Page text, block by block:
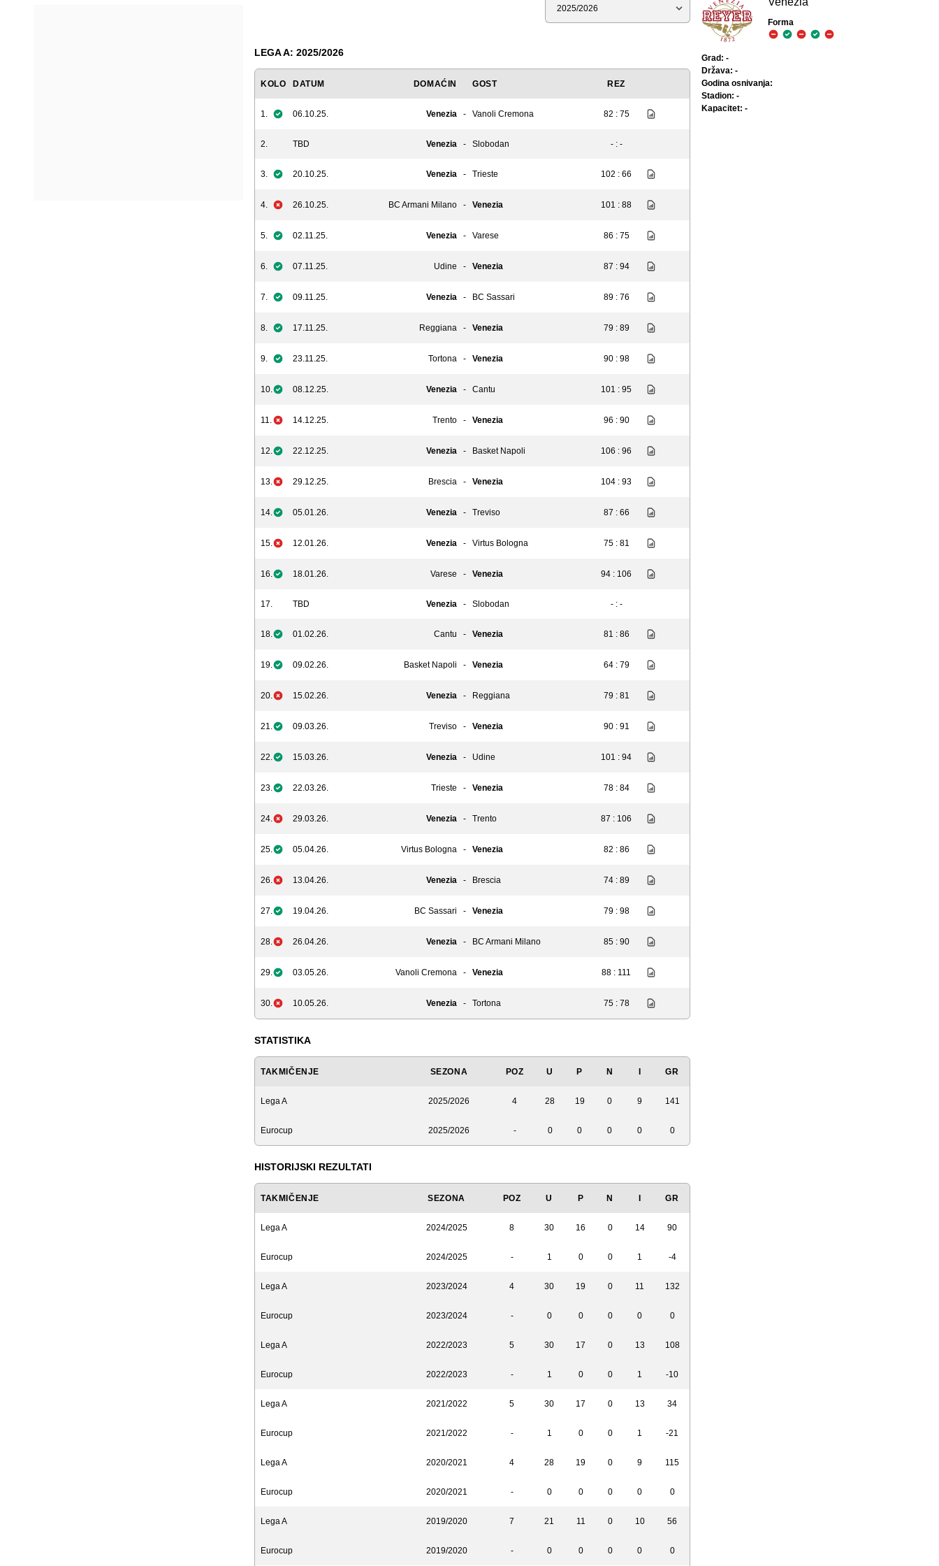
LEGA A: 2025/2026
KOLO DATUM DOMAĆIN GOST REZ
1. 06.10.25. Venezia - Vanoli Cremona 82 : 75
2. TBD Venezia - Slobodan - : -
3. 20.10.25. Venezia - Trieste 102 : 66
4. 26.10.25. BC Armani Milano - Venezia 101 : 88
5. 02.11.25. Venezia - Varese 86 : 75
6. 07.11.25. Udine - Venezia 87 : 94
7. 09.11.25. Venezia - BC Sassari 89 : 76
8. 17.11.25. Reggiana - Venezia 79 : 89
9. 23.11.25. Tortona - Venezia 90 : 98
10. 08.12.25. Venezia - Cantu 101 : 95
11. 14.12.25. Trento - Venezia 96 : 90
12. 22.12.25. Venezia - Basket Napoli 106 : 96
13. 29.12.25. Brescia - Venezia 104 : 93
14. 05.01.26. Venezia - Treviso 87 : 66
15. 12.01.26. Venezia - Virtus Bologna 75 : 81
16. 18.01.26. Varese - Venezia 94 : 106
17. TBD Venezia - Slobodan - : -
18. 01.02.26. Cantu - Venezia 81 : 86
19. 09.02.26. Basket Napoli - Venezia 64 : 79
20. 15.02.26. Venezia - Reggiana 79 : 81
21. 09.03.26. Treviso - Venezia 90 : 91
22. 15.03.26. Venezia - Udine 101 : 94
23. 22.03.26. Trieste - Venezia 78 : 84
24. 29.03.26. Venezia - Trento 87 : 106
25. 05.04.26. Virtus Bologna - Venezia 82 : 86
26. 13.04.26. Venezia - Brescia 74 : 89
27. 19.04.26. BC Sassari - Venezia 79 : 98
28. 26.04.26. Venezia - BC Armani Milano 85 : 90
29. 03.05.26. Vanoli Cremona - Venezia 88 : 111
30. 10.05.26. Venezia - Tortona 75 : 78
STATISTIKA
TAKMIČENJE SEZONA POZ U P N GR
Lega A 2025/2026 4 28 19 0 9 141
Eurocup 2025/2026 - 0 0 0 0 0
HISTORIJSKI REZULTATI
TAKMIČENJE SEZONA POZ U P N GR
Lega A 2024/2025 8 30 16 0 14 90
Eurocup 2024/2025 - 1 0 0 1 -4
Lega A 2023/2024 4 30 19 0 11 132
Eurocup 2023/2024 - 0 0 0 0 0
Lega A 2022/2023 5 30 17 0 13 108
Eurocup 2022/2023 - 1 0 0 1 -10
Lega A 2021/2022 5 30 17 0 13 34
Eurocup 2021/2022 - 1 0 0 1 -21
Lega A 2020/2021 4 28 19 0 9 115
Eurocup 2020/2021 - 0 0 0 0 0
Lega A 2019/2020 7 21 11 0 10 56
Eurocup 2019/2020 - 0 0 0 0 0
Forma
Grad: -
Država: -
Godina osnivanja:
Stadion: -
Kapacitet: -